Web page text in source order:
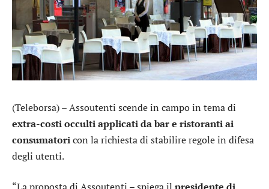
(Teleborsa) – Assoutenti scende in campo in tema di
extra-costi occulti applicati da bar e ristoranti ai
consumatoricon la richiesta di stabilire regole in difesa
degli utenti.